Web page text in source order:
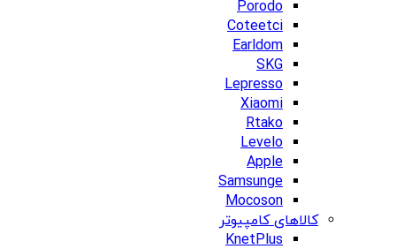
Porodo
Coteetci
Earldom
SKG
Lepresso
Xiaomi
Rtako
Levelo
Apple
Samsunge
Mocoson
کالاهای کامپیوتر
KnetPlus